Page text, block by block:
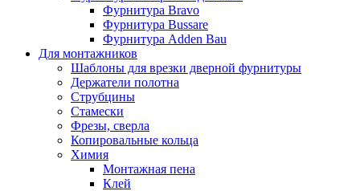
Фурнитура Bravo
Фурнитура Bussare
Фурнитура Adden Bau
Для монтажников
Шаблоны для врезки дверной фурнитуры
Держатели полотна
Струбцины
Стамески
Фрезы, сверла
Копировальные кольца
Химия
Монтажная пена
Клей